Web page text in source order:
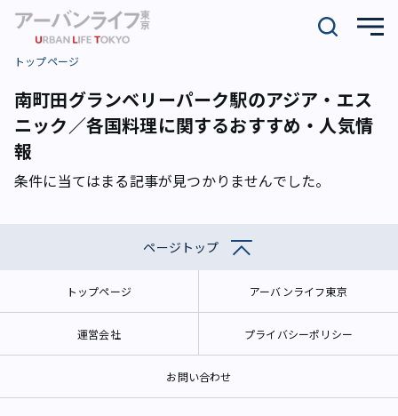
トップページ
南町田グランベリーパーク駅のアジア・エス
ニック／各国料理に関するおすすめ・人気情
報
条件に当てはまる記事が見つかりませんでした。
ページトップ
トップページ アーバンライフ東京
運営会社 プライバシーポリシー
お問い合わせ